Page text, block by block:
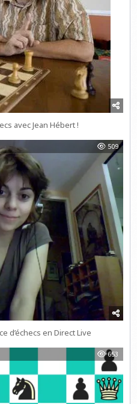
avec Jean Hébert !
509
d’échecs en Direct Live
653